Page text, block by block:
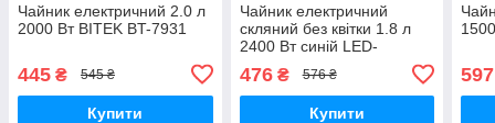
Чайник електричний 2.0 л
2000 Вт BITEK BT-7931
445 ₴ 545 ₴
Купити
Чайник електричний
скляний без квітки 1.8 л
2400 Вт синій LED-
підсвітка BITEK BT-3110
476₴ 576 ₴
Купити
597